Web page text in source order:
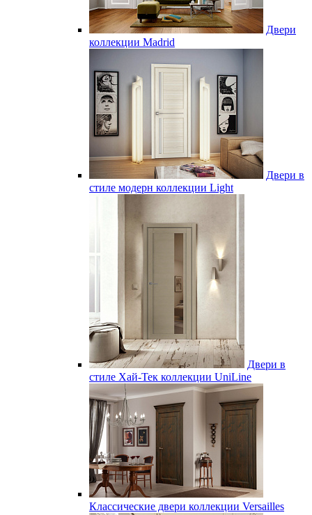
Двери
коллекции Madrid
Двери в
стиле модерн коллекции Light
Двери в
стиле Хай-Тек коллекции UniLine
Классические двери коллекции Versailles